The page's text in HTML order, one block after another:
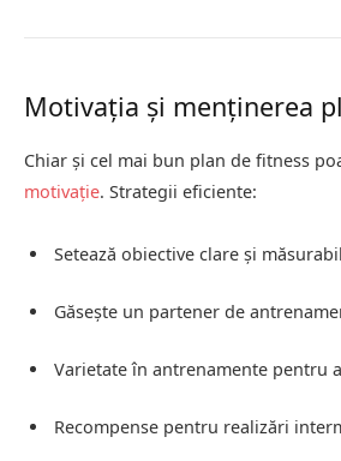
Motivația și menținerea
Chiar și cel mai bun plan de fitness
motivație. Strategii eficiente:
Setează obiective clare și
Găsește un partener de
Varietate în antrenamente pentru
Recompense pentru realizări